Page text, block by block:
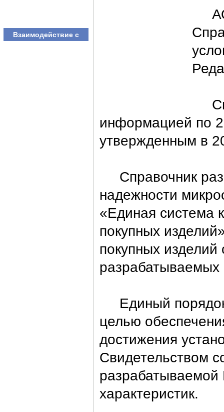
Взаимодействие с
АО
информацией по
утвержденным в
Справочник
надежности
«Единая система
покупных
покупных изделий
разрабатываемых
Единый порядок
целью
достижения
Свидетельством
разрабатываемой
характеристик.